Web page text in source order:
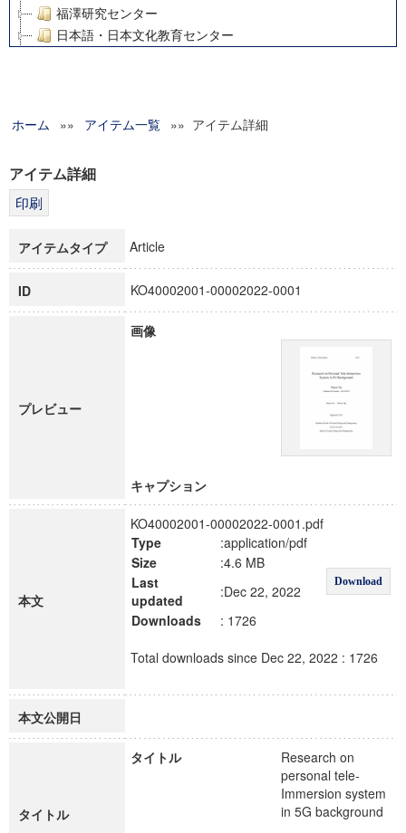
福澤研究センター
日本語・日本文化教育センター
グローバルリサーチインスティテュート
科学研究費補助金研究成果報告書
博士課程教育リーディングプログラム「超成熟社会発展のサ
ホーム »» アイテム一覧 »» アイテム詳細
アイテム詳細
アイテムタイプ Article
ID KO40002001-00002022-0001
プレビュー
画像
キャプション
本文
KO40002001-00002022-0001.pdf
Type
:application/pdf
Download
Size
:4.6 MB
Last
updated
:Dec 22, 2022
Downloads
: 1726
Total downloads since Dec 22, 2022 : 1726
本文公開日
タイトル
タイトル
Research on
personal tele-
Immersion system
in 5G background